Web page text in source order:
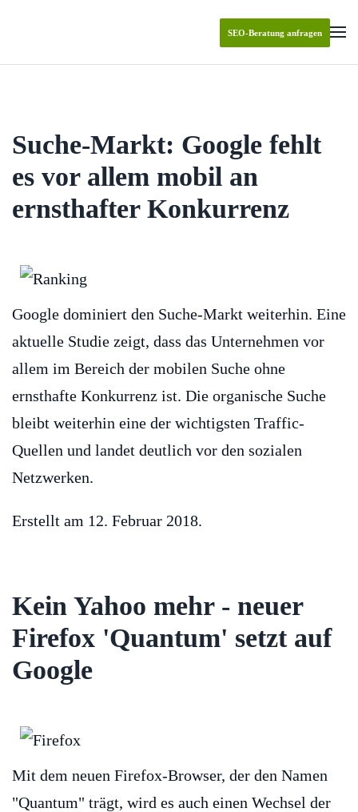
SEO-Beratung anfragen
Suche-Markt: Google fehlt
es vor allem mobil an
ernsthafter Konkurrenz
Google dominiert den Suche-Markt weiterhin. Eine
aktuelle Studie zeigt, dass das Unternehmen vor
allem im Bereich der mobilen Suche ohne
ernsthafte Konkurrenz ist. Die organische Suche
bleibt weiterhin eine der wichtigsten Traffic-
Quellen und landet deutlich vor den sozialen
Netzwerken.
Erstellt am 12. Februar 2018.
Kein Yahoo mehr - neuer
Firefox 'Quantum' setzt auf
Google
Mit dem neuen Firefox-Browser, der den Namen
"Quantum" trägt, wird es auch einen Wechsel der